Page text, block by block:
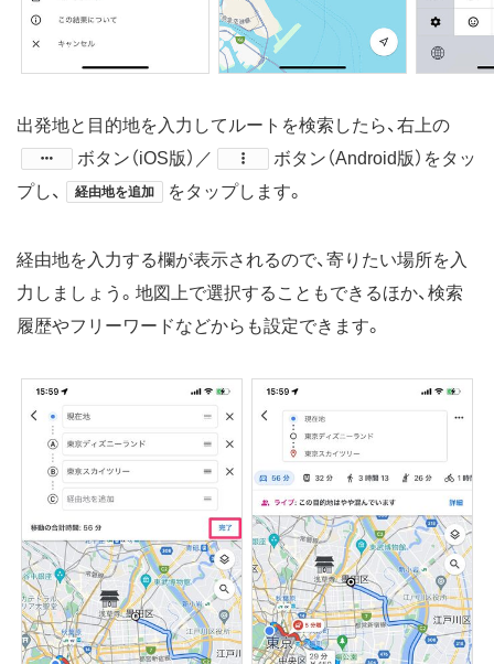
出発地と目的地を入力してルートを検索したら、右上の
​ボタン（iOS版）／
​ボタン（Android版）をタッ
プし、
経由地を追加 をタップします。
経由地を入力する欄が表示されるので、寄りたい場所を入
力しましょう。地図上で選択することもできるほか、検索
履歴やフリーワードなどからも設定できます。